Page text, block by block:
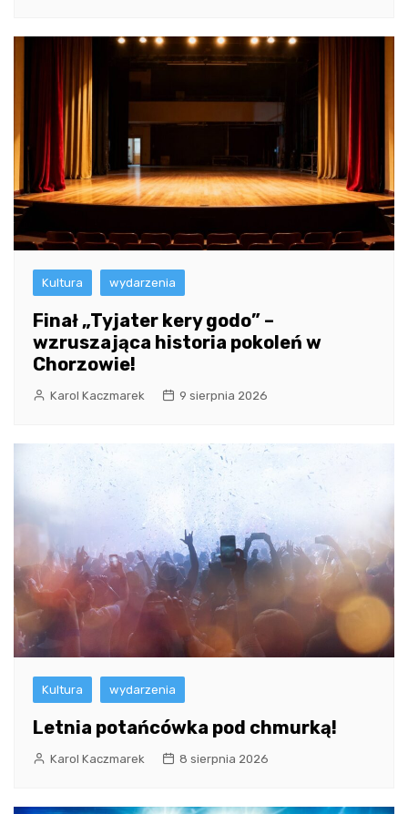
Kultura wydarzenia
Finał „Tyjater kery godo” –
wzruszająca historia pokoleń w
Chorzowie!
Karol Kaczmarek 9 sierpnia 2026
Kultura wydarzenia
Letnia potańcówka pod chmurką!
Karol Kaczmarek 8 sierpnia 2026